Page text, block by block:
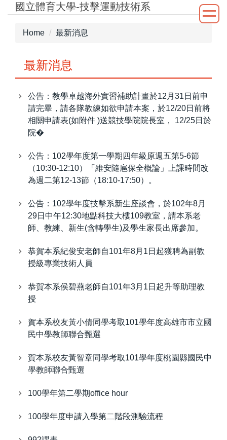
Jump國立體育大學-技擊運動技術系
Home 最新消息
最新消息
公告：教學卓越海外實習補助計畫於12月31日前申
請完畢，請各隊教練如欲申請本案，於12/20日前將
相關申請表(如附件 )送競技學院院長室， 12/25日於
院�
公告：102學年度第一學期四年級原週五第5-6節
（10:30-12:10）「維安隨扈保全概論」上課時間改
為週二第12-13節（18:10-17:50）。
公告：102學年度技擊系新生座談會，於102年8月
29日中午12:30地點科技大樓109教室，請本系老
師、教練、新生(含轉學生)及學生家長出席參加。
恭賀本系紀俊安老師自101年8月1日起獲聘為副教
授級專業技術人員
恭賀本系侯碧燕老師自101年3月1日起升等助理教
授
賀本系校友黃小倩同學考取101學年度高雄市市立國
民中學教師聯合甄選
賀本系校友黃智章同學考取101學年度桃園縣國民中
學教師聯合甄選
100學年第二學期office hour
100學年度申請入學第二階段測驗流程